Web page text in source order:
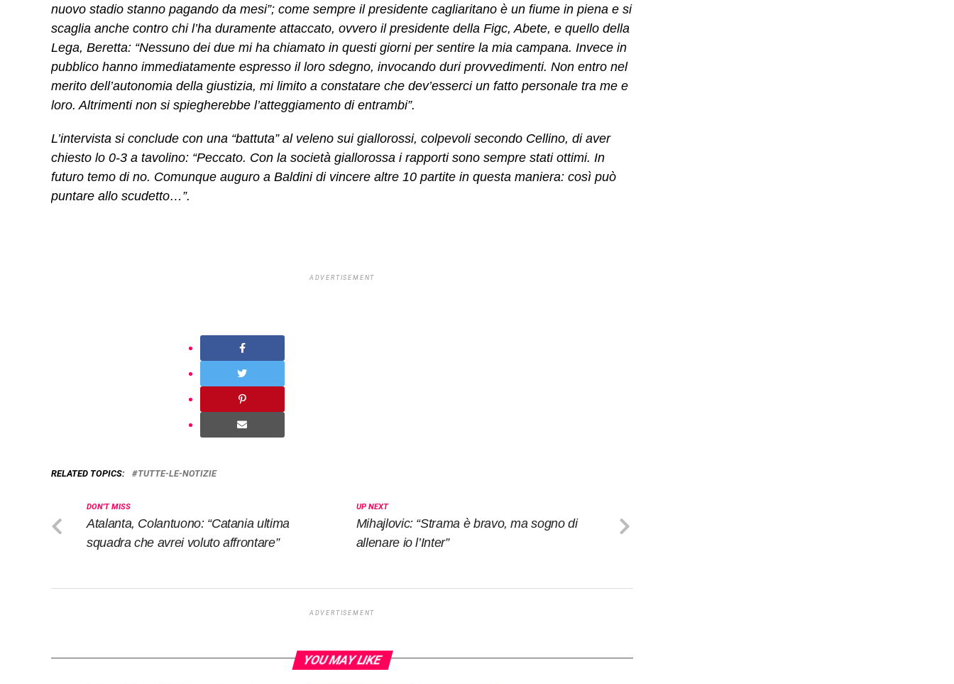
nuovo stadio stanno pagando da mesi”; come sempre il presidente cagliaritano è un fiume in piena e si
scaglia anche contro chi l’ha duramente attaccato, ovvero il presidente della Figc, Abete, e quello della
Lega, Beretta: “Nessuno dei due mi ha chiamato in questi giorni per sentire la mia campana. Invece in
pubblico hanno immediatamente espresso il loro sdegno, invocando duri provvedimenti. Non entro nel
merito dell’autonomia della giustizia, mi limito a constatare che dev’esserci un fatto personale tra me e
loro. Altrimenti non si spiegherebbe l’atteggiamento di entrambi”.
L’intervista si conclude con una “battuta” al veleno sui giallorossi, colpevoli secondo Cellino, di aver
chiesto lo 0-3 a tavolino: “Peccato. Con la società giallorossa i rapporti sono sempre stati ottimi. In
futuro temo di no. Comunque auguro a Baldini di vincere altre 10 partite in questa maniera: così può
puntare allo scudetto…”.
ADVERTISEMENT
RELATED TOPICS: TUTTE-LE-NOTIZIE
UP NEXT
Mihajlovic: “Strama è bravo, ma sogno di
allenare io l’Inter”
DON'T MISS
Atalanta, Colantuono: “Catania ultima
squadra che avrei voluto affrontare”
ADVERTISEMENT
YOU MAY LIKE